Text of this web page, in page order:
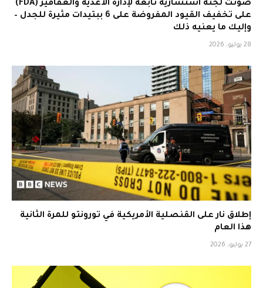
صوتت لجنة استشارية تابعة لإدارة الأغذية والعقاقير (FDA)
على تخفيف القيود المفروضة على 6 ببتيدات مثيرة للجدل –
وإليك ما يعنيه ذلك
28 يوليو، 2026
إطلاق نار على القنصلية الأمريكية في تورونتو للمرة الثانية
هذا العام
27 يوليو، 2026